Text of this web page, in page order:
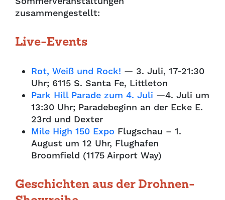
zusammengestellt:
Live-Events
Rot, Weiß und Rock! — 3. Juli, 17-21:30
Uhr; 6115 S. Santa Fe, Littleton
Park Hill Parade zum 4. Juli —4. Juli um
13:30 Uhr; Paradebeginn an der Ecke E.
23rd und Dexter
Mile High 150 Expo Flugschau – 1.
August um 12 Uhr, Flughafen
Broomfield (1175 Airport Way)
Geschichten aus der Drohnen-